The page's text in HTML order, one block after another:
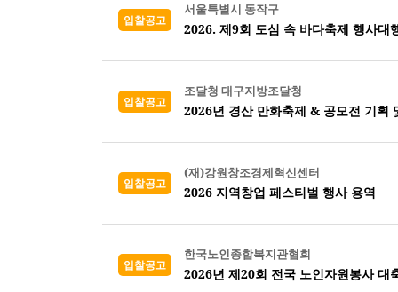
입찰공고
서울특별시 동작구
2026. 제9회 도심 속 바다축제 행사대
입찰공고
조달청 대구지방조달청
2026년 경산 만화축제 & 공모전 기획
입찰공고
(재)강원창조경제혁신센터
2026 지역창업 페스티벌 행사 용역
입찰공고
한국노인종합복지관협회
2026년 제20회 전국 노인자원봉사 대